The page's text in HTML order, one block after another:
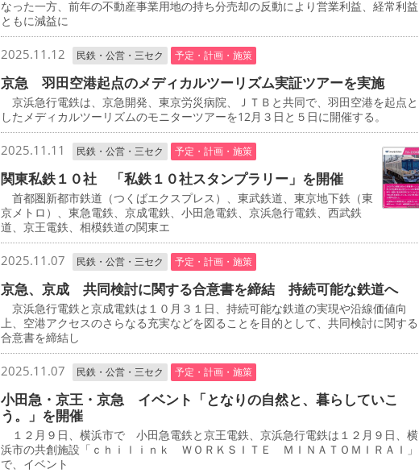
なった一方、前年の不動産事業用地の持ち分売却の反動により営業利益、経常利益
ともに減益に
2025.11.12 民鉄・公営・三セク 予定・計画・施策
京急 羽田空港起点のメディカルツーリズム実証ツアーを実施
京浜急行電鉄は、京急開発、東京労災病院、ＪＴＢと共同で、羽田空港を起点と
したメディカルツーリズムのモニターツアーを12月３日と５日に開催する。
2025.11.11 民鉄・公営・三セク 予定・計画・施策
関東私鉄１０社 「私鉄１０社スタンプラリー」を開催
首都圏新都市鉄道（つくばエクスプレス）、東武鉄道、東京地下鉄（東
京メトロ）、東急電鉄、京成電鉄、小田急電鉄、京浜急行電鉄、西武鉄
道、京王電鉄、相模鉄道の関東エ
2025.11.07 民鉄・公営・三セク 予定・計画・施策
京急、京成 共同検討に関する合意書を締結 持続可能な鉄道へ
京浜急行電鉄と京成電鉄は１０月３１日、持続可能な鉄道の実現や沿線価値向
上、空港アクセスのさらなる充実などを図ることを目的として、共同検討に関する
合意書を締結し
2025.11.07 民鉄・公営・三セク 予定・計画・施策
小田急・京王・京急 イベント「となりの自然と、暮らしていこ
う。」を開催
１２月９日、横浜市で 小田急電鉄と京王電鉄、京浜急行電鉄は１２月９日、横
浜市の共創施設「ｃｈｉｌｉｎｋ ＷＯＲＫＳＩＴＥ ＭＩＮＡＴＯＭＩＲＡＩ」
で、イベント